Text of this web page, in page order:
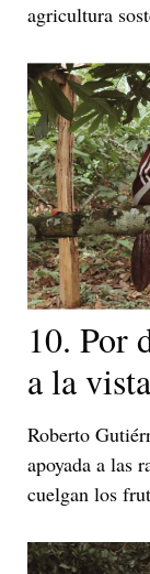
agricultura
10. Por
a la vista
Roberto
apoyada a las
cuelgan los